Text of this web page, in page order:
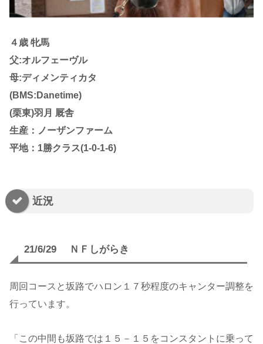
４歳 牝馬
父:オルフェーヴル
母:ディメンティカタ
(BMS:Danetime)
(栗東)羽月 厩舎
生産：ノーザンファーム
平地：1勝クラス(1-0-1-6)
近況
21/6/29 ＮＦしがらき
周回コースと坂路でハロン１７秒程度のキャンター調整を
行っています。
「この中間も坂路では１５－１５をコンスタントに乗って